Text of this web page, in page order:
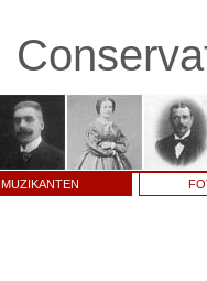
MUZIKANTEN